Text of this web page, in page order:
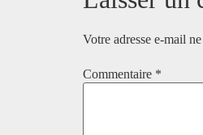
Votre adresse e-mail
Commentaire *